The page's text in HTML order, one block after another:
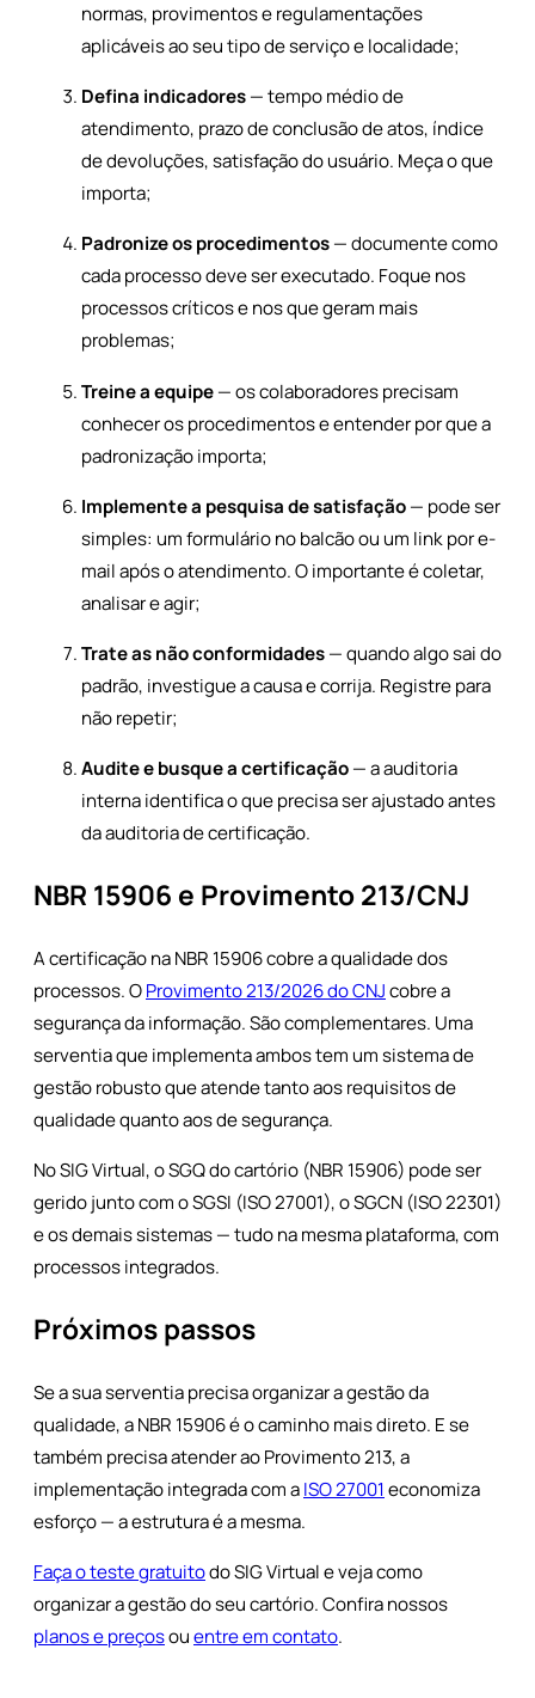
normas, provimentos e regulamentações
aplicáveis ao seu tipo de serviço e localidade;
Defina indicadores— tempo médio de
atendimento, prazo de conclusão de atos, índice
de devoluções, satisfação do usuário. Meça o que
importa;
Padronize os procedimentos— documente como
cada processo deve ser executado. Foque nos
processos críticos e nos que geram mais
problemas;
Treine a equipe— os colaboradores precisam
conhecer os procedimentos e entender por que a
padronização importa;
Implemente a pesquisa de satisfação— pode ser
simples: um formulário no balcão ou um link por e-
mail após o atendimento. O importante é coletar,
analisar e agir;
Trate as não conformidades— quando algo sai do
padrão, investigue a causa e corrija. Registre para
não repetir;
Audite e busque a certificação— a auditoria
interna identifica o que precisa ser ajustado antes
da auditoria de certificação.
NBR 15906 e Provimento 213/CNJ
A certificação na NBR 15906 cobre a qualidade dos
processos. OProvimento 213/2026 do CNJcobre a
segurança da informação. São complementares. Uma
serventia que implementa ambos tem um sistema de
gestão robusto que atende tanto aos requisitos de
qualidade quanto aos de segurança.
No SIG Virtual, o SGQ do cartório (NBR 15906) pode ser
gerido junto com o SGSI (ISO 27001), o SGCN (ISO 22301)
e os demais sistemas — tudo na mesma plataforma, com
processos integrados.
Próximos passos
Se a sua serventia precisa organizar a gestão da
qualidade, a NBR 15906 é o caminho mais direto. E se
também precisa atender ao Provimento 213, a
implementação integrada com aISO 27001economiza
esforço — a estrutura é a mesma.
Faça o teste gratuitodo SIG Virtual e veja como
organizar a gestão do seu cartório. Confira nossos
planos e preçosouentre em contato.